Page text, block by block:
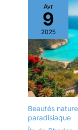
Avr
9
2025
Beautés
paradisiaque